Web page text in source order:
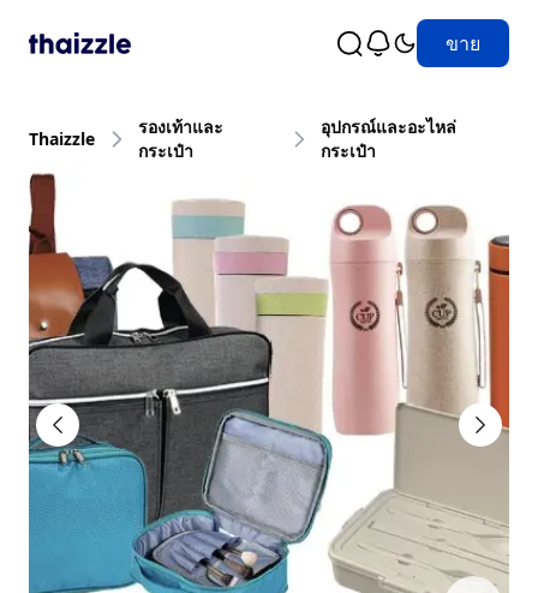
ขาย
Thaizzle
รองเท้าและ
กระเป๋า
อุปกรณ์และอะไหล่
กระเป๋า